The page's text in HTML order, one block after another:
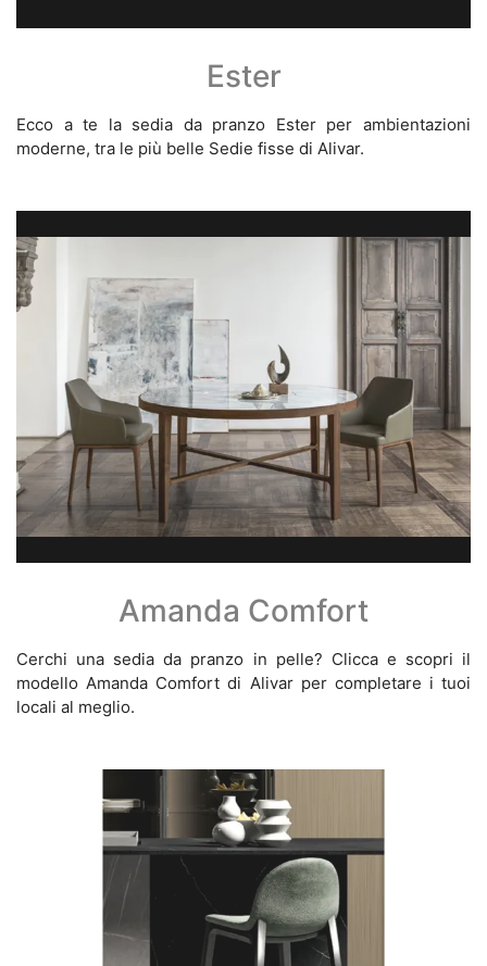
Ester
Ecco a te la sedia da pranzo Ester per ambientazioni
moderne, tra le più belle Sedie fisse di Alivar.
Amanda Comfort
Cerchi una sedia da pranzo in pelle? Clicca e scopri il
modello Amanda Comfort di Alivar per completare i tuoi
locali al meglio.